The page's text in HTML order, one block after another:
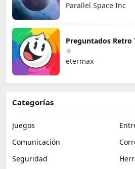
Parallel Space Inc
Preguntados Retro
etermax
Categorías
Juegos
Comunicación
Seguridad